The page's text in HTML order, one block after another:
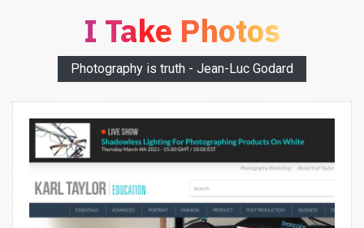
I Take Photos
Photography is truth - Jean-Luc Godard